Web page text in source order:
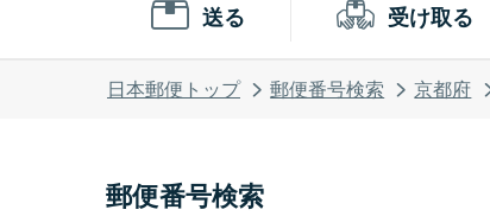
送る 受け取る
日本郵便トップ 郵便番号検索 京都府
郵便番号検索